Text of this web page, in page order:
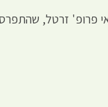
זרטל, שהתפרסמה